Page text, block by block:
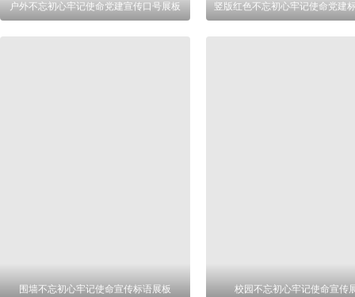
户外不忘初心牢记使命党建宣传口号展板
围墙不忘初心牢记使命宣传标语展板 校园不忘初心牢记使命宣传